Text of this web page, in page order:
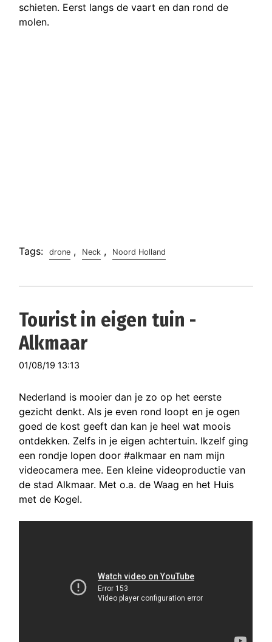
schieten. Eerst langs de vaart en dan rond de
molen.
Tags: drone , Neck , Noord Holland
Tourist in eigen tuin -
Alkmaar
01/08/19 13:13
Nederland is mooier dan je zo op het eerste
gezicht denkt. Als je even rond loopt en je ogen
goed de kost geeft dan kan je heel wat moois
ontdekken. Zelfs in je eigen achtertuin. Ikzelf ging
een rondje lopen door #alkmaar en nam mijn
videocamera mee. Een kleine videoproductie van
de stad Alkmaar. Met o.a. de Waag en het Huis
met de Kogel.